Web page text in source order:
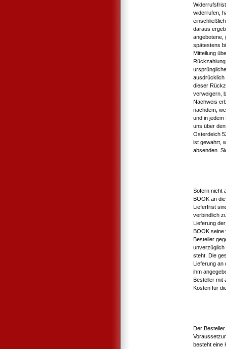
widerrufen,
daraus
angebotene,
spätestens
Mitteilung
ausdrücklich
dieser
verweigern,
Nachweis
nachdem,
und in jedem
uns über
Osterdeich
ist gewahrt,
absenden.
Sofern nicht
BOOK an
Lieferfrist
verbindlich
Lieferung
BOOK seine
Besteller
unverzüglich
steht. Die
Lieferung an
ihm
Besteller mit
Kosten für
Der
besteht eine